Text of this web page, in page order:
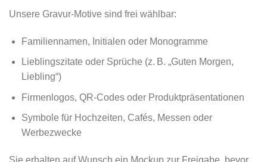
Unsere Gravur-Motive sind frei wählbar:
Familiennamen, Initialen oder Monogramme
Lieblingszitate oder Sprüche (z. B. „Guten Morgen,
Liebling“)
Firmenlogos, QR-Codes oder Produktpräsentationen
Symbole für Hochzeiten, Cafés, Messen oder
Werbezwecke